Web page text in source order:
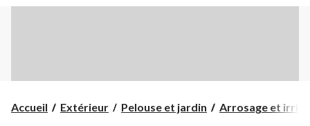
Accueil Extérieur Pelouse et jardin Arrosage et